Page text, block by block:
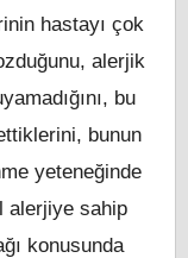
hastayı çok
alerjik
bu
bunun
yeteneğinde
alerjiye sahip
konusunda